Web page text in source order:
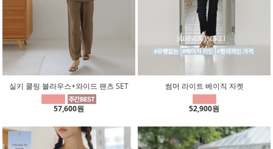
실키 쿨링 블라우스+와이드 팬츠 SET
57,600원
썸머 라이트 베이직 자켓
52,900원